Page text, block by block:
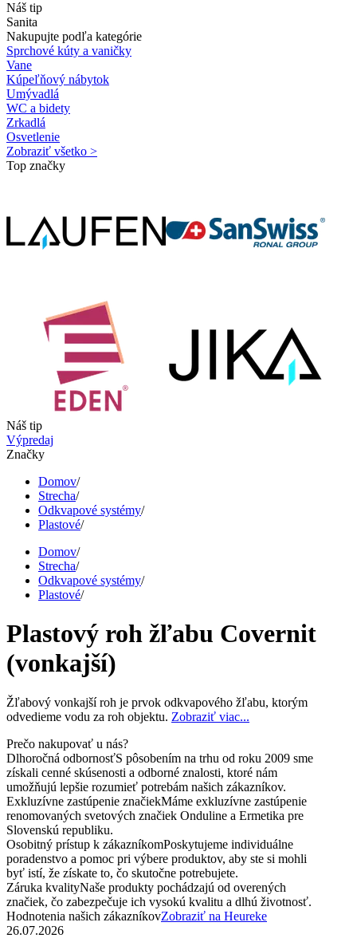
Náš tip
Sanita
Nakupujte podľa kategórie
Sprchové kúty a vaničky
Vane
Kúpeľňový nábytok
Umývadlá
WC a bidety
Zrkadlá
Osvetlenie
Zobraziť všetko >
Top značky
Náš tip
Výpredaj
Značky
Domov/
Strecha/
Odkvapové systémy/
Plastové/
Domov/
Strecha/
Odkvapové systémy/
Plastové/
Plastový roh žľabu Covernit
(vonkajší)
Žľabový vonkajší roh je prvok odkvapového žľabu, ktorým
odvedieme vodu za roh objektu. Zobraziť viac...
Prečo nakupovať u nás?
Dlhoročná odbornosťS pôsobením na trhu od roku 2009 sme
získali cenné skúsenosti a odborné znalosti, ktoré nám
umožňujú lepšie rozumieť potrebám našich zákazníkov.
Exkluzívne zastúpenie značiekMáme exkluzívne zastúpenie
renomovaných svetových značiek Onduline a Ermetika pre
Slovenskú republiku.
Osobitný prístup k zákazníkomPoskytujeme individuálne
poradenstvo a pomoc pri výbere produktov, aby ste si mohli
byť istí, že získate to, čo skutočne potrebujete.
Záruka kvalityNaše produkty pochádzajú od overených
značiek, čo zabezpečuje ich vysokú kvalitu a dlhú životnosť.
Hodnotenia našich zákazníkovZobraziť na Heureke
26.07.2026